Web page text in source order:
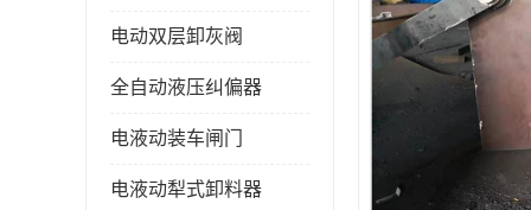
电动双层卸灰阀
全自动液压纠偏器
电液动装车闸门
电液动犁式卸料器